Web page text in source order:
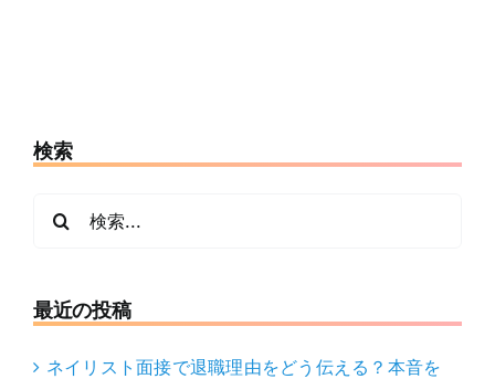
検索
最近の投稿
ネイリスト面接で退職理由をどう伝える？本音を